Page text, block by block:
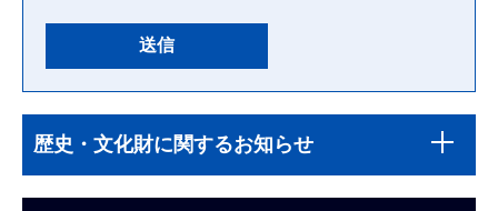
文
こ
サ
歴史・文化財に関するお知らせ